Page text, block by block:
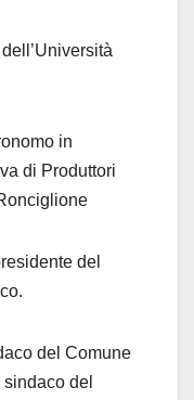
in
di Produttori
del
del Comune
sindaco del